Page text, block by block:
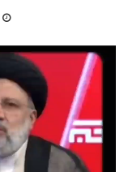
نمایشگر
ویدیو